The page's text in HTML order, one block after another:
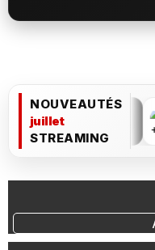
NOUVEAUTÉS
juillet
STREAMING